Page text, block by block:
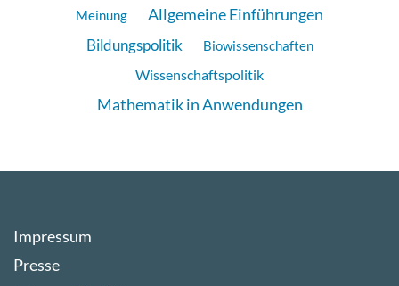
Meinung
Allgemeine Einführungen
Bildungspolitik
Biowissenschaften
Wissenschaftspolitik
Mathematik in Anwendungen
Impressum
Presse